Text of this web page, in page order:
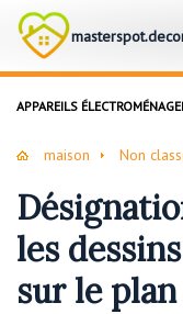
APPAREILS
maison Non
les
sur le